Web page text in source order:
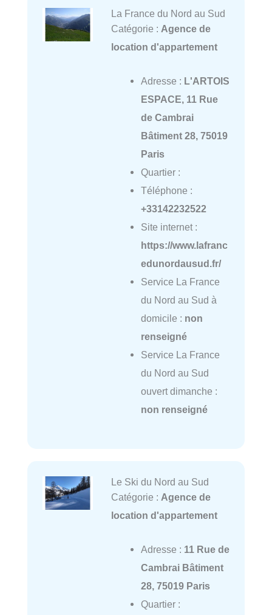
La France du Nord au Sud
Catégorie : Agence de
location d'appartement
Adresse : L'ARTOIS
ESPACE, 11 Rue
de Cambrai
Bâtiment 28, 75019
Paris
Quartier :
Téléphone :
+33142232522
Site internet :
https://www.lafranc
edunordausud.fr/
Service La France
du Nord au Sud à
domicile : non
renseigné
Service La France
du Nord au Sud
ouvert dimanche :
non renseigné
Le Ski du Nord au Sud
Catégorie : Agence de
location d'appartement
Adresse : 11 Rue de
Cambrai Bâtiment
28, 75019 Paris
Quartier :